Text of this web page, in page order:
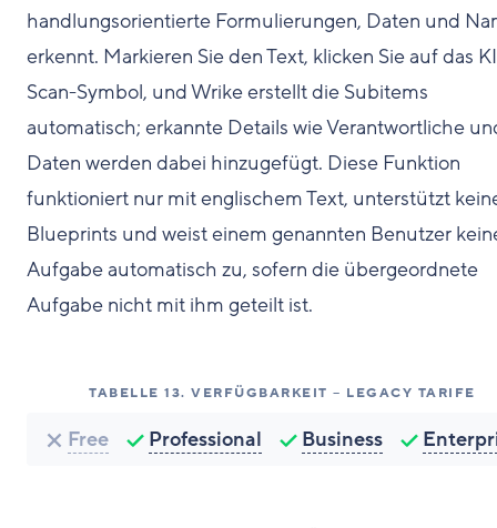
handlungsorientierte Formulierungen, Daten und
erkennt. Markieren Sie den Text, klicken Sie auf das
Scan-Symbol, und Wrike erstellt die Subitems
automatisch; erkannte Details wie Verantwortliche
Daten werden dabei hinzugefügt. Diese Funktion
funktioniert nur mit englischem Text, unterstützt
Blueprints und weist einem genannten Benutzer
Aufgabe automatisch zu, sofern die übergeordnete
Aufgabe nicht mit ihm geteilt ist.
TABELLE 13. VERFÜGBARKEIT – LEGACY TARIFE
Free Professional Business